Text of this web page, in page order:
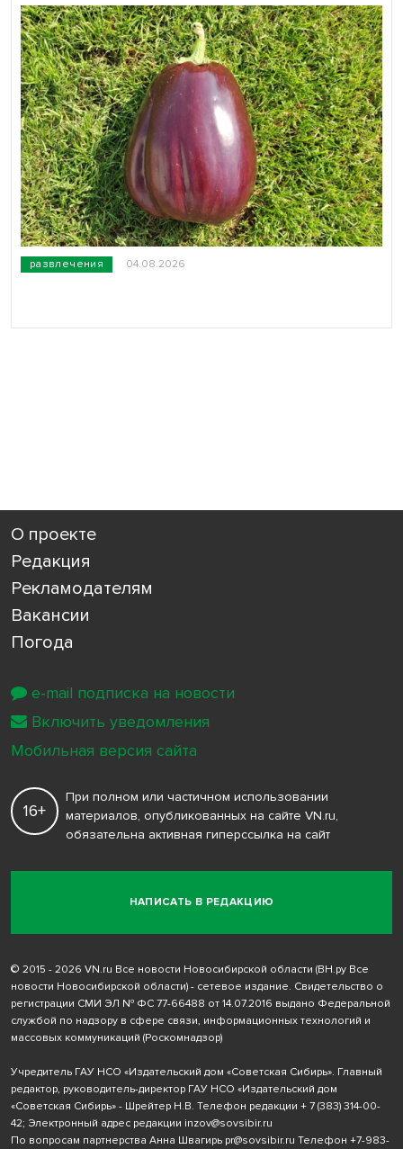
развлечения 04.08.2026
О проекте
Редакция
Рекламодателям
Вакансии
Погода
НАПИСАТЬ В РЕДАКЦИЮ
16+
При полном или частичном использовании
материалов, опубликованных на сайте VN.ru,
обязательна активная гиперссылка на сайт
© 2015 - 2026 VN.ru Все новости Новосибирской области (ВН.ру Все
новости Новосибирской области) - сетевое издание. Свидетельство о
регистрации СМИ ЭЛ № ФС 77-66488 от 14.07.2016 выдано Федеральной
службой по надзору в сфере связи, информационных технологий и
массовых коммуникаций (Роскомнадзор)
Учредитель ГАУ НСО «Издательский дом «Советская Сибирь». Главный
редактор, руководитель-директор ГАУ НСО «Издательский дом
«Советская Сибирь» - Шрейтер Н.В. Телефон редакции + 7 (383) 314-00-
42; Электронный адрес редакции inzov@sovsibir.ru
По вопросам партнерства Анна Швагирь pr@sovsibir.ru Телефон +7-983-
e-mail подписка на новости
Включить уведомления
Мобильная версия сайта